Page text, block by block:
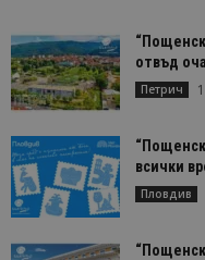
отвъд
Петрич
всички
Пловдив